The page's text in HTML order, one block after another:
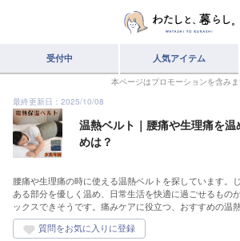
受付中 人気アイテム
本ページはプロモーションを含み
最終更新日：2025/10/08
温熱ベルト｜腰痛や生理痛を
めは？
腰痛や生理痛の時に使える温熱ベルトを探しています。
ある部分を優しく温め、日常生活を快適に過ごせるもの
ックスできそうです。痛みケアに役立つ、おすすめの温